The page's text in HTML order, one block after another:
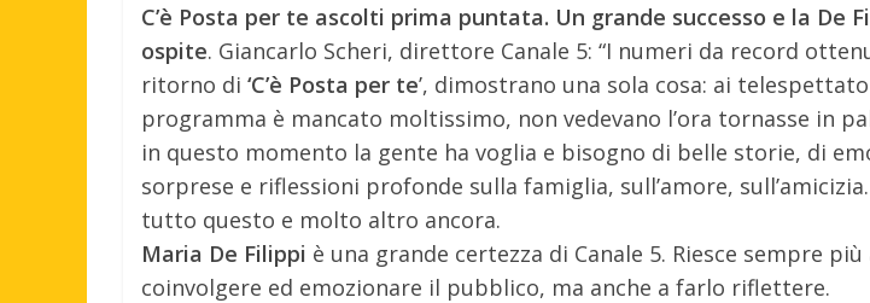
C’è Posta per te ascolti prima puntata. Un grande successo e la De
ospite. Giancarlo Scheri, direttore Canale 5: “I numeri da record
ritorno di ‘C’è Posta per te’, dimostrano una sola cosa: ai
programma è mancato moltissimo, non vedevano l’ora tornasse in
in questo momento la gente ha voglia e bisogno di belle storie, di
sorprese e riflessioni profonde sulla famiglia, sull’amore,
tutto questo e molto altro ancora.
Maria De Filippi è una grande certezza di Canale 5. Riesce sempre
coinvolgere ed emozionare il pubblico, ma anche a farlo riflettere.